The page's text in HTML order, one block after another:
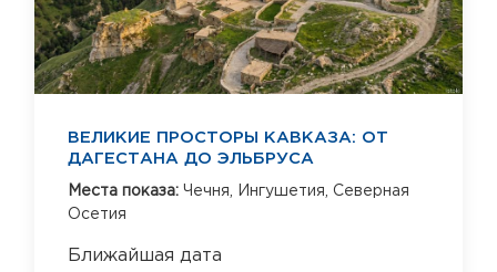
ВЕЛИКИЕ ПРОСТОРЫ КАВКАЗА: ОТ
ДАГЕСТАНА ДО ЭЛЬБРУСА
Места показа: Чечня, Ингушетия, Северная
Осетия
Ближайшая дата